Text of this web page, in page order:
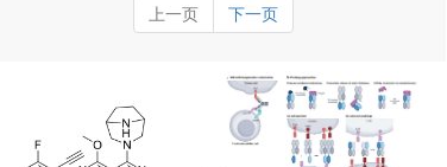
针。
上一页 下一页